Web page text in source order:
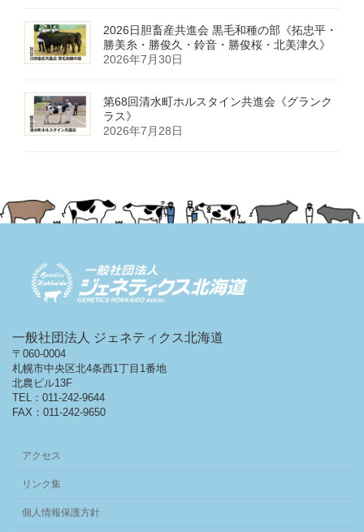
2026日胆畜産共進会 黒毛和種の部《拓忠平・
勝美糸・勝俊久・鈴音・勝俊桜・北美津久》
2026年7月30日
第68回清水町ホルスタイン共進会《グランク
ラス》
2026年7月28日
一般社団法人 ジェネティクス北海道
〒060-0004
札幌市中央区北4条西1丁目1番地
北農ビル13F
TEL：011-242-9644
FAX：011-242-9650
アクセス
リンク集
個人情報保護方針